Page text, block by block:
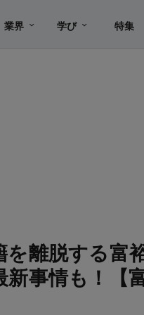
業界 学び 特集
離脱する富
事情も！【